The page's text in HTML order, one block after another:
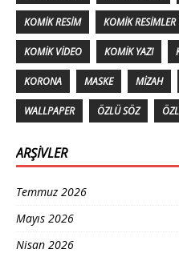
KOMIK RESIM KOMIK RESIMLER
KOMIK VIDEO KOMIK YAZI
KORONA MASKE MIZAH
WALLPAPER ÖZLÜ SÖZ
ARŞIVLER
Temmuz 2026
Mayıs 2026
Nisan 2026